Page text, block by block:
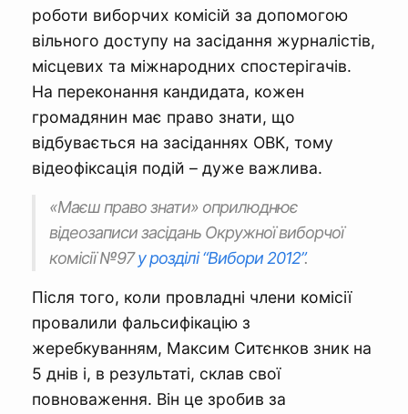
роботи виборчих комісій за допомогою
вільного доступу на засідання журналістів,
місцевих та міжнародних спостерігачів.
На переконання кандидата, кожен
громадянин має право знати, що
відбувається на засіданнях ОВК, тому
відеофіксація подій – дуже важлива.
«Маєш право знати» оприлюднює
відеозаписи засідань Окружної виборчої
комісії №97у розділі “Вибори 2012”.
Після того, коли провладні члени комісії
провалили фальсифікацію з
жеребкуванням, Максим Ситєнков зник на
5 днів і, в результаті, склав свої
повноваження. Він це зробив за